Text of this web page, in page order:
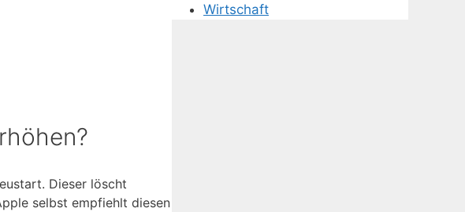
Dieser löscht
selbst empfiehlt diesen
Wirtschaft